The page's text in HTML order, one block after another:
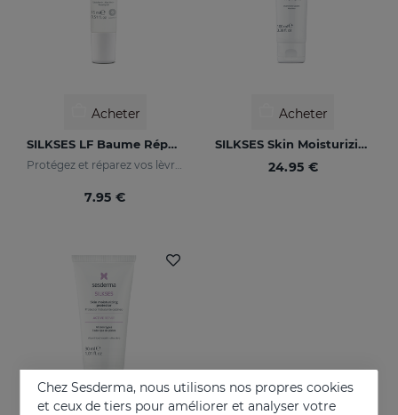
Acheter
SILKSES LF Baume Réparateur Nez Et Lèvres
Protégez et réparez vos lèvres
7.95 €
Acheter
SILKSES Skin Moisturizing Protector
24.95 €
Chez Sesderma, nous utilisons nos propres cookies
et ceux de tiers pour améliorer et analyser votre